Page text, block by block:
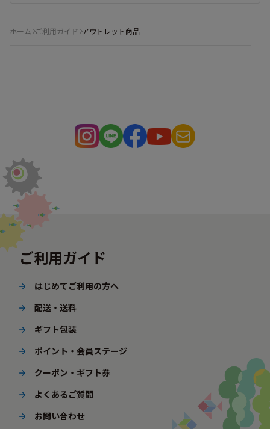
ホーム ご利用ガイド アウトレット商品
ご利用ガイド
はじめてご利用の方へ
配送・送料
ギフト包装
ポイント・会員ステージ
クーポン・ギフト券
よくあるご質問
お問い合わせ